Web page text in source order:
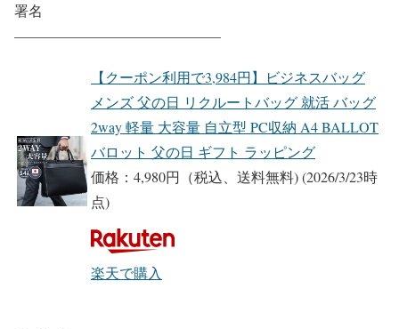
署名
——————————————–
【クーポン利用で3,984円】ビジネスバッグ
メンズ 父の日 リクルートバッグ 就活 バッグ
2way 軽量 大容量 自立型 PC収納 A4 BALLOT
バロット 父の日 ギフト ラッピング
価格：4,980円（税込、送料無料)(2026/3/23時
点)
楽天で購入